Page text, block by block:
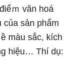
ｍ văn hoá
sản phẩm
màu sắc, kích
hiệu… Thí dụ: